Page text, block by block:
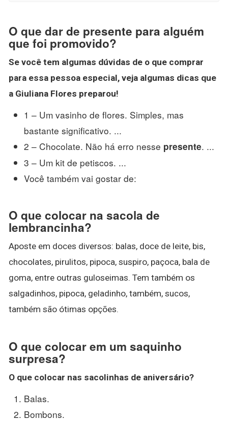
O que dar de presente para alguém
que foi promovido?
Se você tem algumas dúvidas de o que comprar
para essa pessoa especial, veja algumas dicas que
a Giuliana Flores preparou!
1 – Um vasinho de flores. Simples, mas
bastante significativo. ...
2 – Chocolate. Não há erro nesse presente. ...
3 – Um kit de petiscos. ...
Você também vai gostar de:
O que colocar na sacola de
lembrancinha?
Aposte em doces diversos: balas, doce de leite, bis,
chocolates, pirulitos, pipoca, suspiro, paçoca, bala de
goma, entre outras guloseimas. Tem também os
salgadinhos, pipoca, geladinho, também, sucos,
também são ótimas opções.
O que colocar em um saquinho
surpresa?
O que colocar nas sacolinhas de aniversário?
Balas.
Bombons.